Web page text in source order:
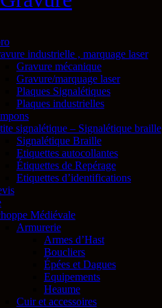
industrielle , marquage laser
Gravure mécanique
Gravure/marquage laser
Plaques Signalétiques
Plaques industrielles
signalétique – Signalétique braille
Signalétique Braille
Etiquettes autocollantes
Étiquettes de Repérage
Etiquettes d’identifications
Médiévale
Armurerie
Armes d’Hast
Boucliers
Épées et Dagues
Equipements
Heaume
Cuir et accessoires